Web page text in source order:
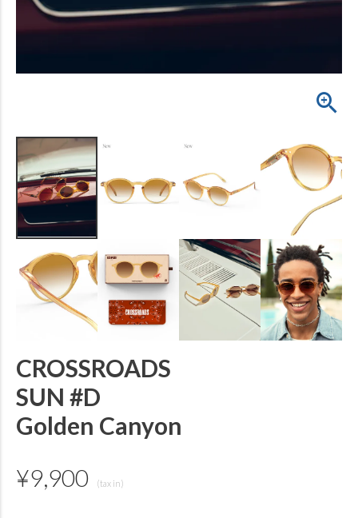
CROSSROADS
SUN #D
Golden Canyon
¥9,900